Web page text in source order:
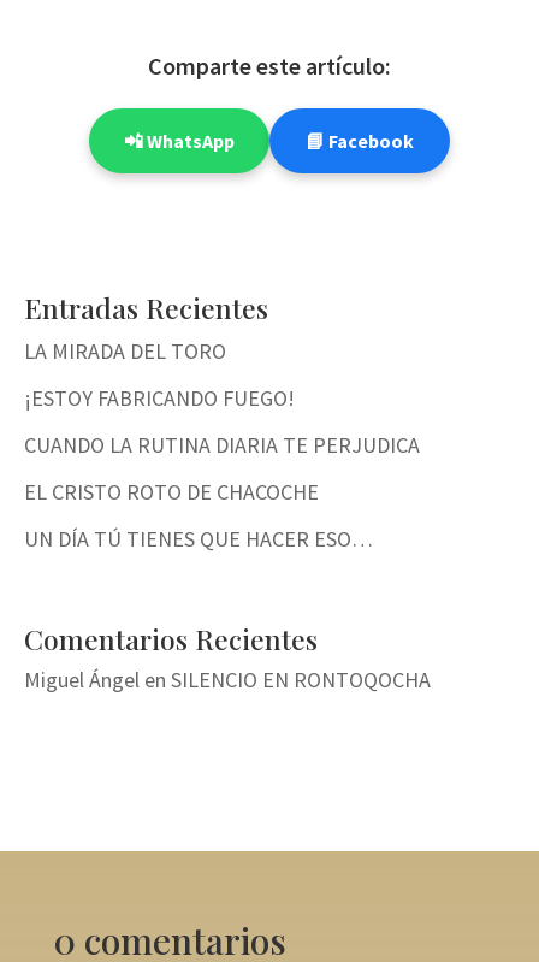
Comparte este artículo:
📲 WhatsApp 📘 Facebook
Entradas Recientes
LA MIRADA DEL TORO
¡ESTOY FABRICANDO FUEGO!
CUANDO LA RUTINA DIARIA TE PERJUDICA
EL CRISTO ROTO DE CHACOCHE
UN DÍA TÚ TIENES QUE HACER ESO…
Comentarios Recientes
Miguel Ángel en SILENCIO EN RONTOQOCHA
0 comentarios